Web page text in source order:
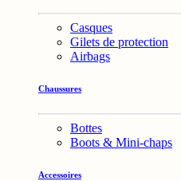
Casques
Gilets de protection
Airbags
Chaussures
Bottes
Boots & Mini-chaps
Accessoires